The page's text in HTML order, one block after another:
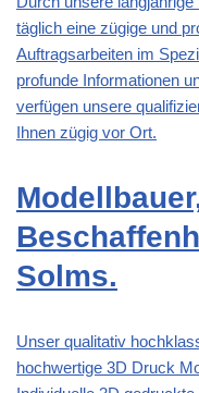
täglich eine zügige und
Auftragsarbeiten im
profunde Informationen
verfügen unsere
Ihnen zügig vor Ort.
Solms.
Unser qualitativ
hochwertige 3D Druck